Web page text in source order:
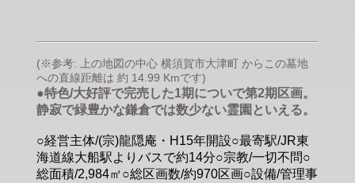
(※参考: 上の地図の中心 横須賀市大津町 からこの墓地
への直線距離は 約 14.99 Kmです)
●特色/大好評で完売した1期についで第2期区画。
静寂で緑豊かな鎌倉では数少ない霊園といえる。
○経営主体/(宗)龍隠庵・H15年開設○最寄駅/JR東
海道線大船駅よりバスで約14分○宗教/一切不問○
総面積/2,984㎡○総区画数/約970区画○設備/管理事